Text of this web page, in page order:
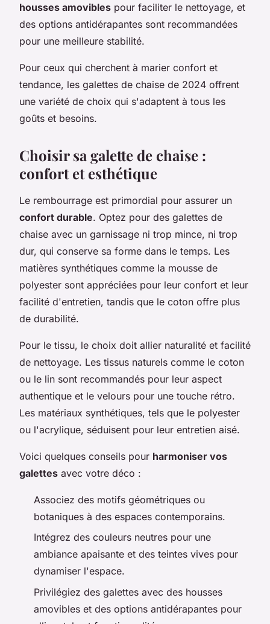
housses amovibles pour faciliter le nettoyage, et
des options antidérapantes sont recommandées
pour une meilleure stabilité.
Pour ceux qui cherchent à marier confort et
tendance, les galettes de chaise de 2024 offrent
une variété de choix qui s'adaptent à tous les
goûts et besoins.
Choisir sa galette de chaise :
confort et esthétique
Le rembourrage est primordial pour assurer un
confort durable. Optez pour des galettes de
chaise avec un garnissage ni trop mince, ni trop
dur, qui conserve sa forme dans le temps. Les
matières synthétiques comme la mousse de
polyester sont appréciées pour leur confort et leur
facilité d'entretien, tandis que le coton offre plus
de durabilité.
Pour le tissu, le choix doit allier naturalité et facilité
de nettoyage. Les tissus naturels comme le coton
ou le lin sont recommandés pour leur aspect
authentique et le velours pour une touche rétro.
Les matériaux synthétiques, tels que le polyester
ou l'acrylique, séduisent pour leur entretien aisé.
Voici quelques conseils pour harmoniser vos
galettes avec votre déco :
Associez des motifs géométriques ou
botaniques à des espaces contemporains.
Intégrez des couleurs neutres pour une
ambiance apaisante et des teintes vives pour
dynamiser l'espace.
Privilégiez des galettes avec des housses
amovibles et des options antidérapantes pour